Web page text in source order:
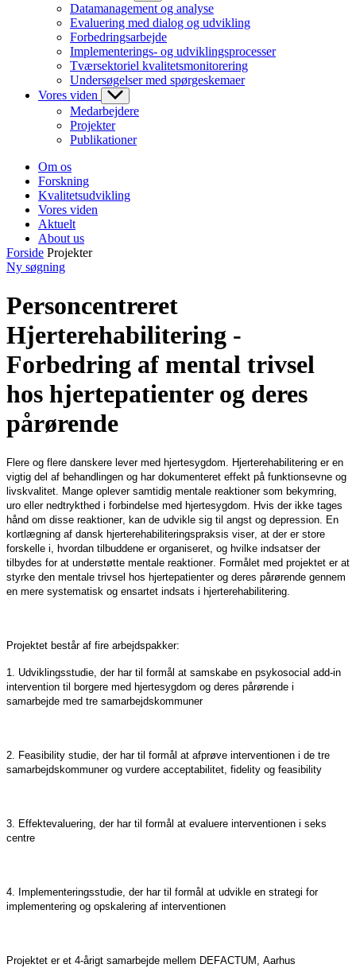
Datamanagement og analyse
Evaluering med dialog og udvikling
Forbedringsarbejde
Implementerings- og udviklingsprocesser
Tværsektoriel kvalitetsmonitorering
Undersøgelser med spørgeskemaer
Vores viden
Medarbejdere
Projekter
Publikationer
Om os
Forskning
Kvalitetsudvikling
Vores viden
Aktuelt
About us
Forside Projekter
Ny søgning
Personcentreret
Hjerterehabilitering -
Forbedring af mental trivsel
hos hjertepatienter og deres
pårørende
Flere og flere danskere lever med hjertesygdom. Hjerterehabilitering er en
vigtig del af behandlingen og har dokumenteret effekt på funktionsevne og
livskvalitet. Mange oplever samtidig mentale reaktioner som bekymring,
uro eller nedtrykthed i forbindelse med hjertesygdom. Hvis der ikke tages
hånd om disse reaktioner, kan de udvikle sig til angst og depression. En
kortlægning af dansk hjerterehabiliteringspraksis viser, at der er store
forskelle i, hvordan tilbuddene er organiseret, og hvilke indsatser der
tilbydes for at understøtte mentale reaktioner. Formålet med projektet er at
styrke den mentale trivsel hos hjertepatienter og deres pårørende gennem
en mere systematisk og ensartet indsats i hjerterehabilitering.
Projektet består af fire arbejdspakker:
1. Udviklingsstudie, der har til formål at samskabe en psykosocial add-in
intervention til borgere med hjertesygdom og deres pårørende i
samarbejde med tre samarbejdskommuner
2. Feasibility studie, der har til formål at afprøve interventionen i de tre
samarbejdskommuner og vurdere acceptabilitet, fidelity og feasibility
3. Effektevaluering, der har til formål at evaluere interventionen i seks
centre
4. Implementeringsstudie, der har til formål at udvikle en strategi for
implementering og opskalering af interventionen
Projektet er et 4-årigt samarbejde mellem DEFACTUM, Aarhus